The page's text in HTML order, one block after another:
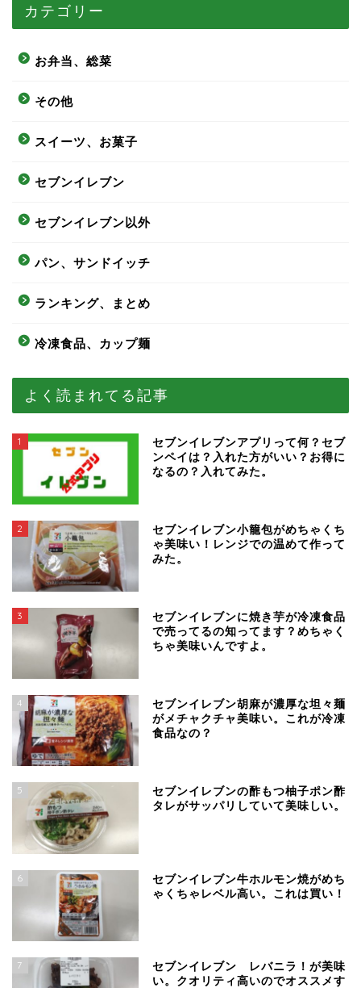
カテゴリー
お弁当、総菜
その他
スイーツ、お菓子
セブンイレブン
セブンイレブン以外
パン、サンドイッチ
ランキング、まとめ
冷凍食品、カップ麺
よく読まれてる記事
1
セブンイレブンアプリって何？セブ
ンペイは？入れた方がいい？お得に
なるの？入れてみた。
2
セブンイレブン小籠包がめちゃくち
ゃ美味い！レンジでの温めて作って
みた。
3
セブンイレブンに焼き芋が冷凍食品
で売ってるの知ってます？めちゃく
ちゃ美味いんですよ。
4
セブンイレブン胡麻が濃厚な坦々麺
がメチャクチャ美味い。これが冷凍
食品なの？
5
セブンイレブンの酢もつ柚子ポン酢
タレがサッパリしていて美味しい。
6
セブンイレブン牛ホルモン焼がめち
ゃくちゃレベル高い。これは買い！
7
セブンイレブン レバニラ！が美味
い。クオリティ高いのでオススメす